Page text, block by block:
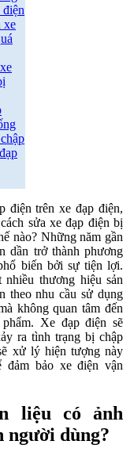
điện
xe
điện trên xe đạp điện,
sửa xe đạp điện bị
nào? Những năm gần
dần trở thành phương
biến bởi sự tiện lợi.
thương hiệu sản
theo nhu cầu sử dụng
không quan tâm đến
Xe đạp điện sẽ
ra tình trạng bị chập
xử lý hiện tượng này
đảm bảo xe điện vận
liệu có ảnh
người dùng?